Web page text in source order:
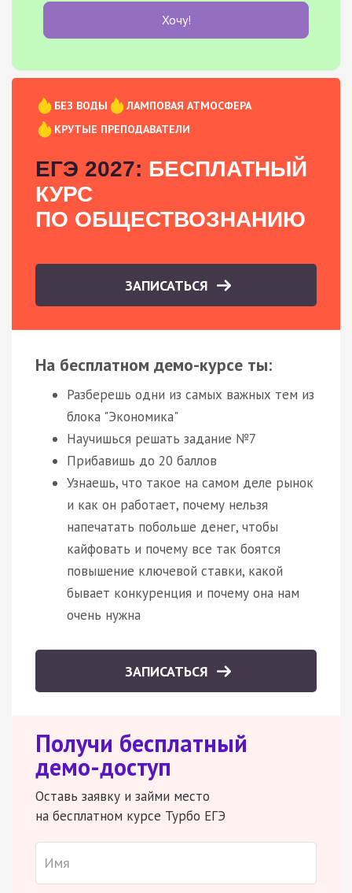
Хочу!
БЕЗ ВОДЫ
ЛАМПОВАЯ АТМОСФЕРА
КРУТЫЕ ПРЕПОДАВАТЕЛИ
ЕГЭ 2027: БЕСПЛАТНЫЙ
КУРС
ПО ОБЩЕСТВОЗНАНИЮ
ЗАПИСАТЬСЯ
На бесплатном демо-курсе ты:
Разберешь одни из самых важных тем из
блока "Экономика"
Научишься решать задание №7
Прибавишь до 20 баллов
Узнаешь, что такое на самом деле рынок
и как он работает, почему нельзя
напечатать побольше денег, чтобы
кайфовать и почему все так боятся
повышение ключевой ставки, какой
бывает конкуренция и почему она нам
очень нужна
ЗАПИСАТЬСЯ
Получи бесплатный
демо-доступ
Оставь заявку и займи место
на бесплатном курсе Турбо ЕГЭ